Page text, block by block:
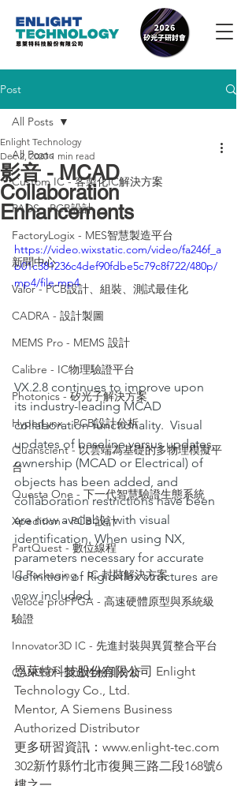
Post
All Posts
Custom IC - 客製化IC解決方案
PADS - PCB設計
FactoryLogix - MES智慧製造平台
新聞中心
Valor - PCB設計、組裝、測試最佳化
CADRA - 設計製圖
MEMS Pro - MEMS 設計
Calibre - IC物理驗證平台
Photonics - 矽光子解決方案
HyperLynx - PCB設計分析
Quanscient - 以雲端為基礎的多物理模擬平
台
Questa One - 下一代智慧驗證生態系統
Xpedition - PCB 設計
PartQuest - 數位線程
IC Packaging - IC 封裝解決方案
Veloce proFPGA - 高速硬體原型與系統級
驗證
Innovator3D IC - 先進封裝與異質整合平台
CAM350 - 製造性檢測分析
All Posts
影音 - MCAD
Collaboration
Enhancements
Enlight Technology
Dec 2, 2020 1 min read
https://video.wixstatic.com/video/fa246f_a
b01c381236c4def90fdbe5c79c8f722/480p/
mp4/file.mp4
VX.2.8 continues to improve upon
its industry-leading MCAD
collaboration functionality.  Visual
updates of baseline versus updates,
ownership (MCAD or Electrical) of
objects has been added, and
collaboration restrictions have been
are now available with visual
identification. When using NX,
parameters necessary for accurate
definition of Rigid-flex structures are
now included.
恩萊特科技股份有限公司 Enlight
Technology Co., Ltd.
Mentor, A Siemens Business
Authorized Distributor
更多研習資訊：www.enlight-tec.com
302新竹縣竹北市復興三路二段168號6